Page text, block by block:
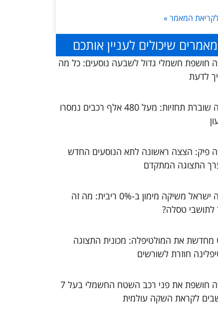
המאמר »
מאמרים שיכולים לעניין אותכם
חושפת חשמלי גדול לשבעה נוסעים: כל מה
לדעת
טסלה שוברת תחזיות: מעל 480 אלף רכבים נמסרו
פיק: הצצה ראשונה לתא הנוסעים החדש
התצוגה המתקדם
טסלה ישראל משיקה מימון ב-0% ריבית: מה זה
לתושבי טסלה?
מחדשת את המולטיפלה: מכונית התצוגה
חוזרת לשורשים
סקודה חושפת את פני רכב השטח החשמלי בעל 7
לקראת השקה עולמית